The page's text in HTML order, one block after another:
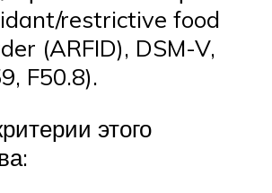
restrictive food
(ARFID), DSM-V,
F50.8).
этого